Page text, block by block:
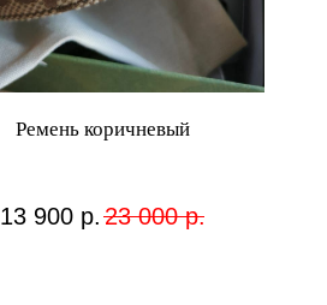
Ремень коричневый
13 900 р. 23 000 р.